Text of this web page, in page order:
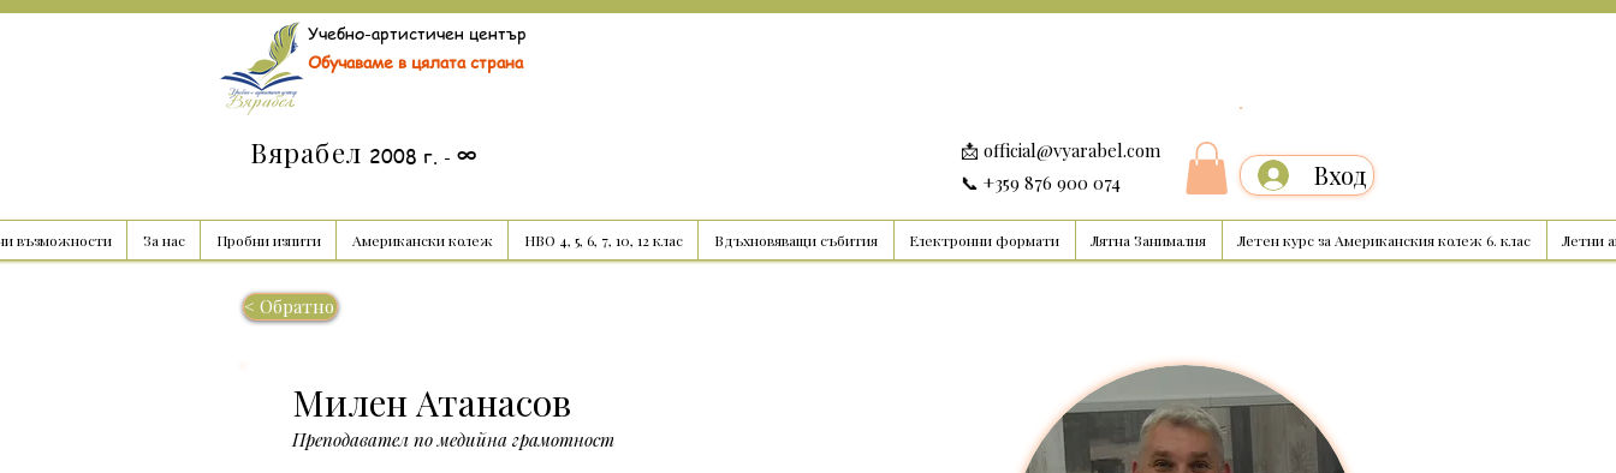
Учебно-артистичен център
Обучаваме в цялата страна
Вярабел 2008 г. - ∞ 📩 official@vyarabel.com
📞 +359 876 900 074
Вход
възможности За нас Пробни изпити Американски колеж НВО 4, 5, 6, 7, 10, 12 клас Вдъхновяващи събития Електронни формати Лятна Занималня Летен курс за Американския колеж 6. клас Летни
< Обратно
Милен Атанасов
Преподавател по медийна грамотност